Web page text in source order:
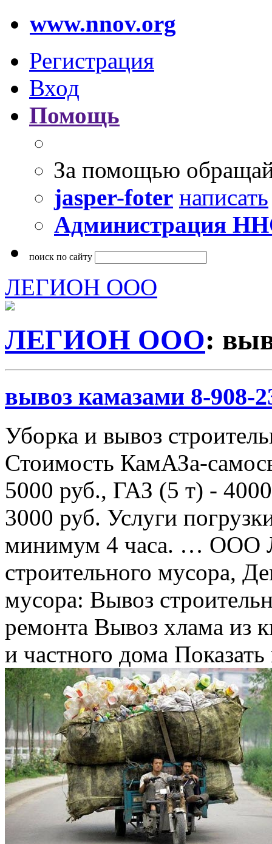
www.nnov.org
Регистрация
Вход
Помощь
За помощью
jasper-foter написать
Администрация
поиск по сайту
ЛЕГИОН ООО
ЛЕГИОН ООО:
вывоз камазами 8-908-
Уборка и вывоз
Стоимость КамАЗа-
5000 руб., ГАЗ (5 т) -
3000 руб. Услуги
минимум 4 часа. …
строительного мусора,
мусора: Вывоз
ремонта Вывоз хлама из
и частного дома